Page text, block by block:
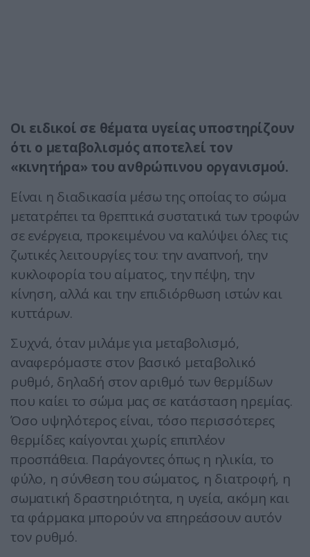
Οι ειδικοί σε θέματα υγείας υποστηρίζουν
ότι ο μεταβολισμός αποτελεί τον
«κινητήρα» του ανθρώπινου οργανισμού.
Είναι η διαδικασία μέσω της οποίας το σώμα
μετατρέπει τα θρεπτικά συστατικά των τροφών
σε ενέργεια, προκειμένου να καλύψει όλες τις
ζωτικές λειτουργίες του: την αναπνοή, την
κυκλοφορία του αίματος, την πέψη, την
κίνηση, αλλά και την επιδιόρθωση ιστών και
κυττάρων.
Συχνά, όταν μιλάμε για μεταβολισμό,
αναφερόμαστε στον βασικό μεταβολικό
ρυθμό, δηλαδή στον αριθμό των θερμίδων
που καίει το σώμα μας σε κατάσταση ηρεμίας.
Όσο υψηλότερος είναι, τόσο περισσότερες
θερμίδες καίγονται χωρίς επιπλέον
προσπάθεια. Παράγοντες όπως η ηλικία, το
φύλο, η σύνθεση του σώματος, η διατροφή, η
σωματική δραστηριότητα, η υγεία, ακόμη και
τα φάρμακα μπορούν να επηρεάσουν αυτόν
τον ρυθμό.